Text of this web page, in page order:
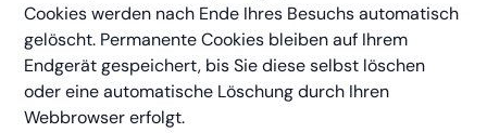
Cookies werden nach Ende Ihres Besuchs automatisch
gelöscht. Permanente Cookies bleiben auf Ihrem
Endgerät gespeichert, bis Sie diese selbst löschen
oder eine automatische Löschung durch Ihren
Webbrowser erfolgt.